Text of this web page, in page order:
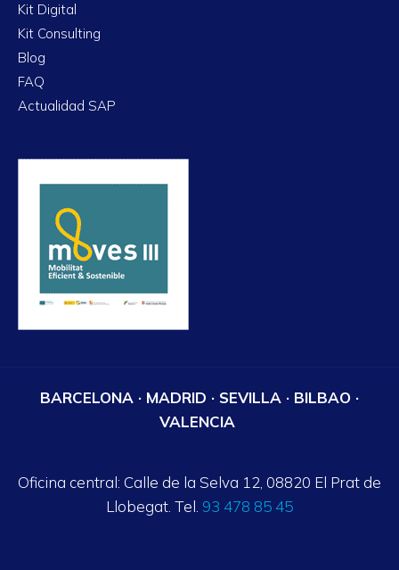
Kit Digital
Kit Consulting
Blog
FAQ
Actualidad SAP
BARCELONA · MADRID · SEVILLA · BILBAO ·
VALENCIA
Oficina central: Calle de la Selva 12, 08820 El Prat de
Llobegat. Tel. 93 478 85 45